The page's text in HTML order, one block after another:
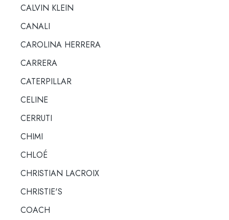
CALVIN KLEIN
CANALI
CAROLINA HERRERA
CARRERA
CATERPILLAR
CELINE
CERRUTI
CHIMI
CHLOÉ
CHRISTIAN LACROIX
CHRISTIE'S
COACH